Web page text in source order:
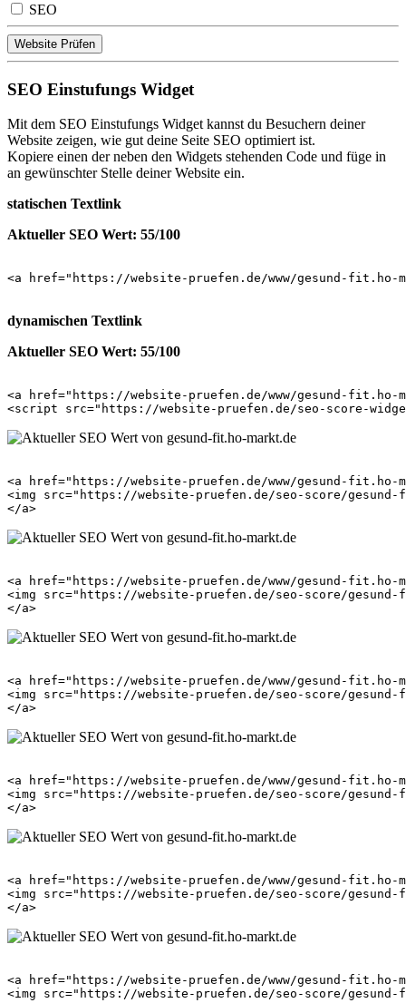
SEO
Website Prüfen
SEO Einstufungs Widget
Mit dem SEO Einstufungs Widget kannst du Besuchern deiner
Website zeigen, wie gut deine Seite SEO optimiert ist.
Kopiere einen der neben den Widgets stehenden Code und füge in
an gewünschter Stelle deiner Website ein.
statischen Textlink
Aktueller SEO Wert: 55/100
<a href="https://website-pruefen.de/www/gesund-
dynamischen Textlink
Aktueller SEO Wert: 55/100
<a href="https://website-pruefen.de/www/gesund-
<a href="https://website-pruefen.de/www/gesund-
<img src="https://website-pruefen.de/seo-score/
<a href="https://website-pruefen.de/www/gesund-
<img src="https://website-pruefen.de/seo-score/
<a href="https://website-pruefen.de/www/gesund-
<img src="https://website-pruefen.de/seo-score/
<a href="https://website-pruefen.de/www/gesund-
<img src="https://website-pruefen.de/seo-score/
<a href="https://website-pruefen.de/www/gesund-
<img src="https://website-pruefen.de/seo-score/
<a href="https://website-pruefen.de/www/gesund-
<img src="https://website-pruefen.de/seo-score/